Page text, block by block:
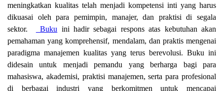
meningkatkan kualitas telah menjadi kompetensi inti yang harus
dikuasai oleh para pemimpin, manajer, dan praktisi di segala
sektor.
Buku ini hadir sebagai respons atas kebutuhan akan
pemahaman yang komprehensif, mendalam, dan praktis mengenai
paradigma manajemen kualitas yang terus berevolusi. Buku ini
didesain untuk menjadi pemandu yang berharga bagi para
mahasiswa, akademisi, praktisi manajemen, serta para profesional
di berbagai industri yang berkomitmen untuk mencapai